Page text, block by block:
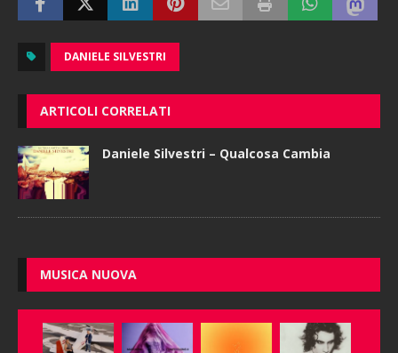
DANIELE SILVESTRI
ARTICOLI CORRELATI
Daniele Silvestri – Qualcosa Cambia
MUSICA NUOVA